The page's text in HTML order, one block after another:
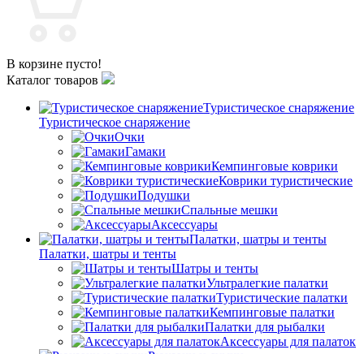
В корзине пусто!
Каталог товаров
Туристическое снаряжение
Туристическое снаряжение
Очки
Гамаки
Кемпинговые коврики
Коврики туристические
Подушки
Спальные мешки
Аксессуары
Палатки, шатры и тенты
Палатки, шатры и тенты
Шатры и тенты
Ультралегкие палатки
Туристические палатки
Кемпинговые палатки
Палатки для рыбалки
Аксессуары для палаток